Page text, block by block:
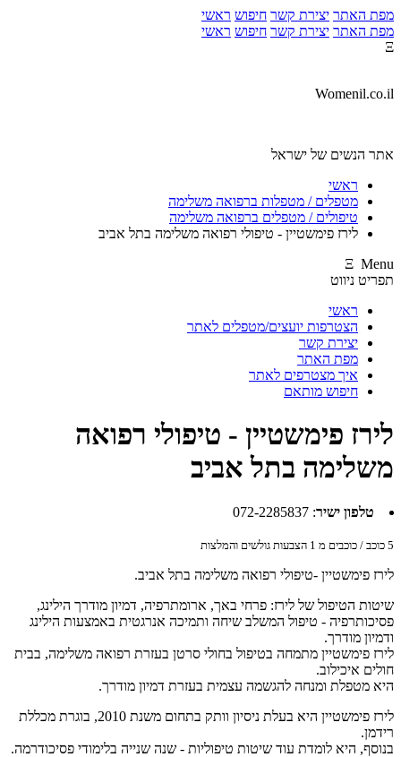
מפת האתר יצירת קשר חיפוש ראשי
מפת האתר יצירת קשר חיפוש ראשי
Ξ
Womenil.co.il
אתר הנשים של ישראל
ראשי
מטפלים / מטפלות ברפואה משלימה
טיפולים / מטפלים ברפואה משלימה
לירז פימשטיין - טיפולי רפואה משלימה בתל אביב
Ξ Menu
תפריט ניווט
ראשי
הצטרפות יועצים/מטפלים לאתר
יצירת קשר
מפת האתר
איך מצטרפים לאתר
חיפוש מותאם
לירז פימשטיין - טיפולי רפואה
משלימה בתל אביב
טלפון ישיר:
072-2285837
5 כוכב / כוכבים מ 1 הצבעות גולשים והמלצות
לירז פימשטיין -טיפולי רפואה משלימה בתל אביב.
שיטות הטיפול של לירז: פרחי באך, ארומתרפיה, דמיון מודרך הילינג,
פסיכותרפיה - טיפול המשלב שיחה ותמיכה אנרגטית באמצעות הילינג
ודמיון מודרך.
לירז פימשטיין מתמחה בטיפול בחולי סרטן בעזרת רפואה משלימה, בבית
חולים איכילוב.
היא מטפלת ומנחה להגשמה עצמית בעזרת דמיון מודרך.
לירז פימשטיין היא בעלת ניסיון וותק בתחום משנת 2010, בוגרת מכללת
רידמן.
בנוסף, היא לומדת עוד שיטות טיפוליות - שנה שנייה בלימודי פסיכודרמה.